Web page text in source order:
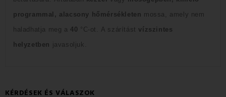
programmal, alacsony hőmérsékleten mossa, amely nem
haladhatja meg a 40 °C-ot. A szárítást vízszintes
helyzetben javasoljuk.
KÉRDÉSEK ÉS VÁLASZOK